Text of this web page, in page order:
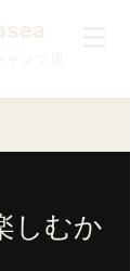
ンプ場
しむか